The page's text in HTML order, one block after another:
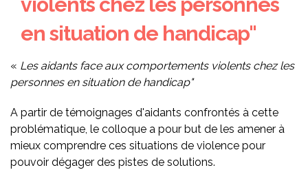
en situation de handicap"
« Les aidants face aux comportements violents chez les
personnes en situation de handicap"
A partir de témoignages d'aidants confrontés à cette
problématique, le colloque a pour but de les amener à
mieux comprendre ces situations de violence pour
pouvoir dégager des pistes de solutions.